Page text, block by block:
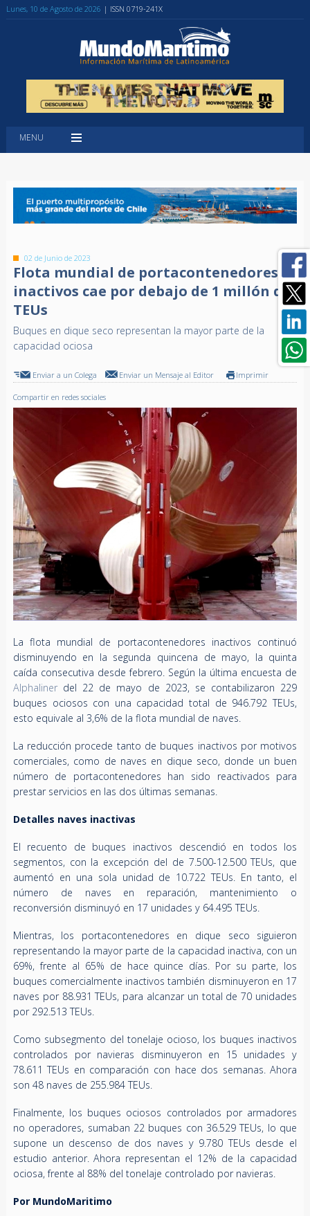
Lunes, 10 de Agosto de 2026 | ISSN 0719-241X
MENU
02 de Junio de 2023
Flota mundial de portacontenedores
inactivos cae por debajo de 1 millón de
TEUs
Buques en dique seco representan la mayor parte de la
capacidad ociosa
Enviar a un Colega Enviar un Mensaje al Editor Imprimir
Compartir en redes sociales
La flota mundial de portacontenedores inactivos continuó
disminuyendo en la segunda quincena de mayo, la quinta
caída consecutiva desde febrero. Según la última encuesta de
Alphalinerdel 22 de mayo de 2023, se contabilizaron 229
buques ociosos con una capacidad total de 946.792 TEUs,
esto equivale al 3,6% de la flota mundial de naves.
La reducción procede tanto de buques inactivos por motivos
comerciales, como de naves en dique seco, donde un buen
número de portacontenedores han sido reactivados para
prestar servicios en las dos últimas semanas.
Detalles naves inactivas
El recuento de buques inactivos descendió en todos los
segmentos, con la excepción del de 7.500-12.500 TEUs, que
aumentó en una sola unidad de 10.722 TEUs. En tanto, el
número de naves en reparación, mantenimiento o
reconversión disminuyó en 17 unidades y 64.495 TEUs.
Mientras, los portacontenedores en dique seco siguieron
representando la mayor parte de la capacidad inactiva, con un
69%, frente al 65% de hace quince días. Por su parte, los
buques comercialmente inactivos también disminuyeron en 17
naves por 88.931 TEUs, para alcanzar un total de 70 unidades
por 292.513 TEUs.
Como subsegmento del tonelaje ocioso, los buques inactivos
controlados por navieras disminuyeron en 15 unidades y
78.611 TEUs en comparación con hace dos semanas. Ahora
son 48 naves de 255.984 TEUs.
Finalmente, los buques ociosos controlados por armadores
no operadores, sumaban 22 buques con 36.529 TEUs, lo que
supone un descenso de dos naves y 9.780 TEUs desde el
estudio anterior. Ahora representan el 12% de la capacidad
ociosa, frente al 88% del tonelaje controlado por navieras.
Por MundoMaritimo